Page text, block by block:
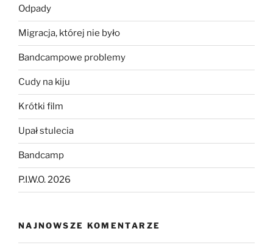
Odpady
Migracja, której nie było
Bandcampowe problemy
Cudy na kiju
Krótki film
Upał stulecia
Bandcamp
P.I.W.O. 2026
NAJNOWSZE KOMENTARZE